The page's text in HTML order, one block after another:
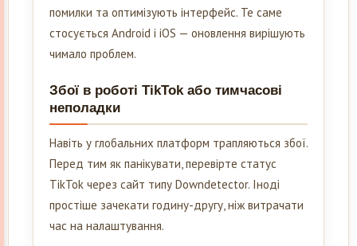
помилки та оптимізують інтерфейс. Те саме
стосується Android і iOS — оновлення вирішують
чимало проблем.
Збої в роботі TikTok або тимчасові
неполадки
Навіть у глобальних платформ трапляються збої.
Перед тим як панікувати, перевірте статус
TikTok через сайт типу Downdetector. Іноді
простіше зачекати годину-другу, ніж витрачати
час на налаштування.